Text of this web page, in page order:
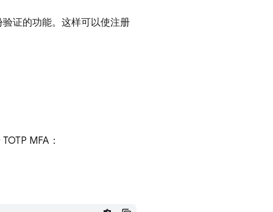
证的功能。这样可以使注册
MFA：